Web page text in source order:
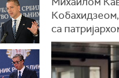
са